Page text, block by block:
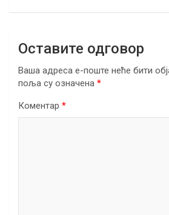
Оставите одговор
Ваша адреса е-поште неће бити
поља су означена *
Коментар *